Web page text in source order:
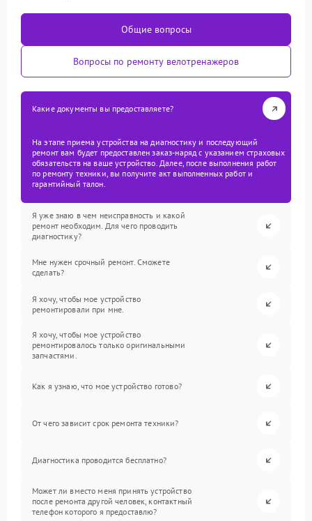
Общие вопросы
Вопросы по ремонту велотренажеров
Какие документы вы предоставляете?
На этапе приема устройства на диагностику и последующий
ремонт вам будет предоставлен заказ-наряд с указанием страховых
обязательств на ваше устройство. Далее, после выполнения работ
по ремонту техники, вы получите акт выполненных работ и
гарантийный талон.
Я уже знаю в чем неисправность и какой
ремонт необходим. Для чего проводить
диагностику?
Мне нужен срочный ремонт. Сможете
сделать?
Я хочу, чтобы мое устройство
ремонтировали при мне.
Я хочу, чтобы мое устройство
ремонтировалось только оригинальными
запчастями.
Как я узнаю, что мое устройство готово?
От чего зависит срок ремонта техники?
Диагностика проводится бесплатно?
Может ли вместо меня принять устройство
после ремонта другой человек, контактный
телефон которого я предоставлю?